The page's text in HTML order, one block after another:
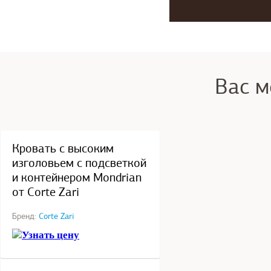
Вас
Кровать с высоким
изголовьем с подсветкой
и контейнером Mondrian
от Corte Zari
Бренд: Corte Zari
Узнать цену